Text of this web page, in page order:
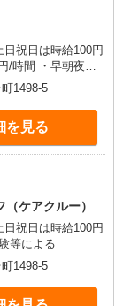
/時間 ・早朝夜間
翌07:59の時間
ア→ケアの移動時
幅は資格・経験等
1498-5
を見る
ケアクルー）
等による
1498-5